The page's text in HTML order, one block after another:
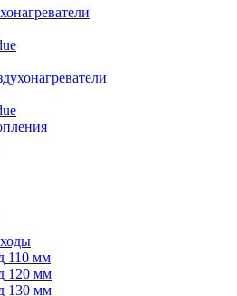
110 мм
120 мм
130 мм